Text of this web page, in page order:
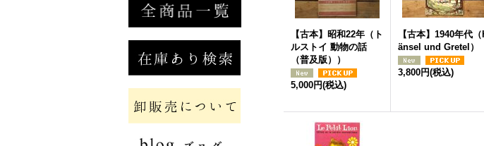
【古本】昭和22年（ト
ルストイ 動物の話
（普及版））
5,000円(税込)
【古本】1940年代（
änsel und Gretel）
3,800円(税込)